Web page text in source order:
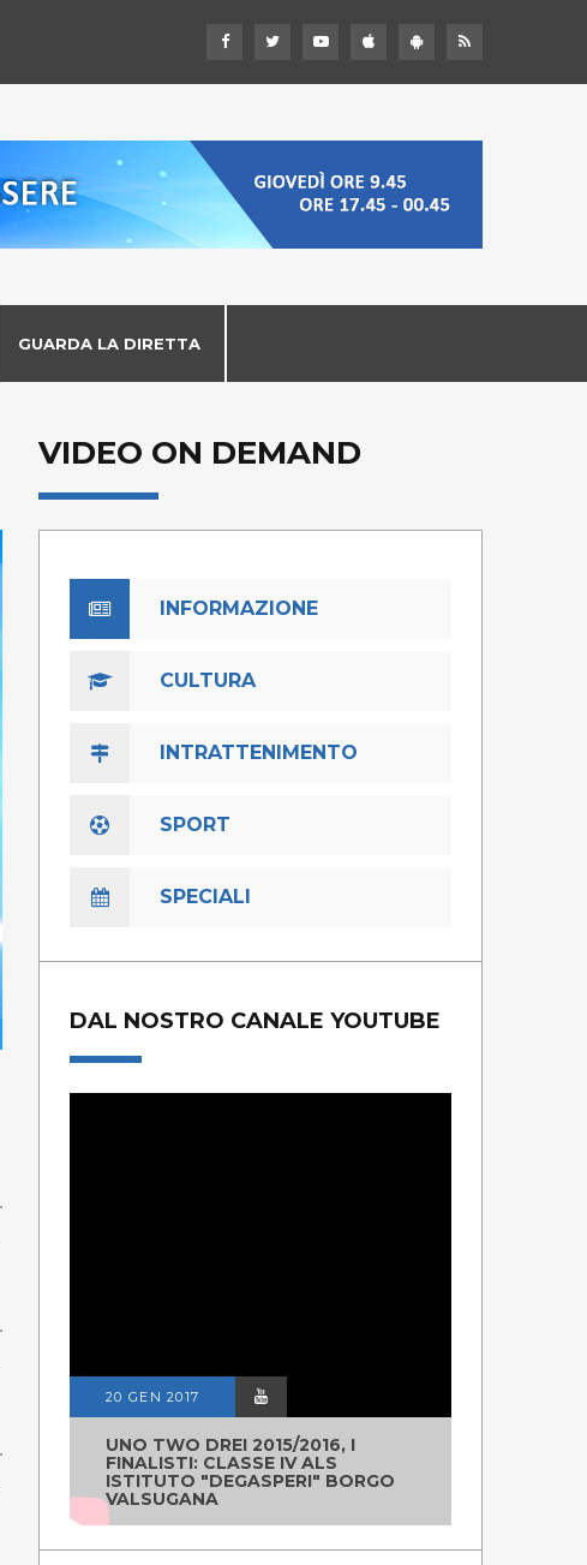
GUARDA LA DIRETTA
VIDEO ON DEMAND
INFORMAZIONE
CULTURA
INTRATTENIMENTO
SPORT
SPECIALI
DAL NOSTRO CANALE YOUTUBE
20 GEN 2017
UNO TWO DREI 2015/2016, I
FINALISTI: CLASSE IV ALS
ISTITUTO "DEGASPERI" BORGO
VALSUGANA